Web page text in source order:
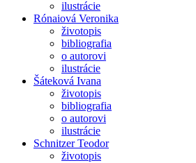
ilustrácie
Rónaiová Veronika
životopis
bibliografia
o autorovi
ilustrácie
Šáteková Ivana
životopis
bibliografia
o autorovi
ilustrácie
Schnitzer Teodor
životopis